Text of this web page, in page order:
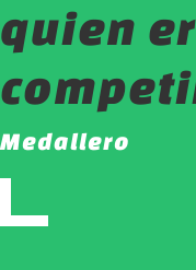
quien
Medallero